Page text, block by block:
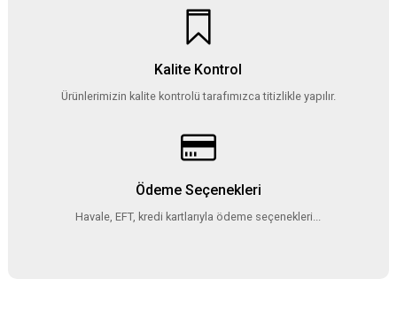
Kalite Kontrol
Ürünlerimizin kalite kontrolü tarafımızca titizlikle yapılır.
Ödeme Seçenekleri
Havale, EFT, kredi kartlarıyla ödeme seçenekleri...